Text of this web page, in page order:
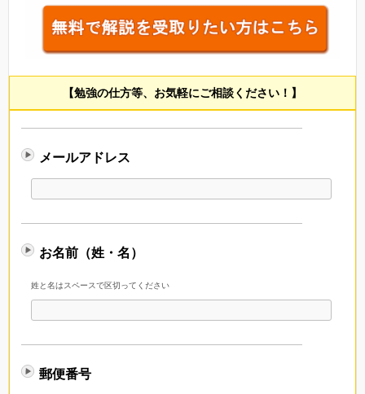
【勉強の仕方等、お気軽にご相談ください！】
メールアドレス
お名前（姓・名）
姓と名はスペースで区切ってください
郵便番号